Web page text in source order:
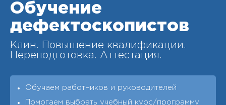
Обучение
дефектоскопистов
Клин. Повышение квалификации.
Переподготовка. Аттестация.
Обучаем работников и руководителей
Помогаем выбрать учебный курс/программу